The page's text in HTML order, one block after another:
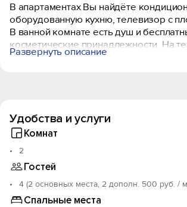
В апартаментах Вы найдёте
оборудованную кухню, телевизор с
В ванной комнате есть душ и
косметические принадлежности. На
мангальная зона и терраса.
окрестностях есть много интересных
посещения: Генуэзская крепость
Айвазовского, Музей рыбы и
семейного отдыха можно посетить парк
аттракционов. Любители природы
на экскурсию в Карадагский
Развернуть описание
Удобства и услуги
Комнат
2
Гостей
4 (2 основных места, 2 дополн. 500 руб. /
Спальные места